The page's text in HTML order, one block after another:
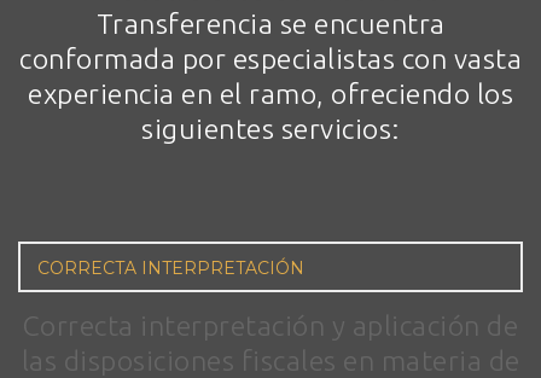
Transferencia se encuentra
conformada por especialistas con vasta
experiencia en el ramo, ofreciendo los
siguientes servicios:
CORRECTA INTERPRETACIÓN
Correcta interpretación y aplicación de
las disposiciones fiscales en materia de